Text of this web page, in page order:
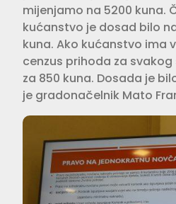
mijenjamo na 5200 kuna.
kućanstvo je dosad bilo
kuna. Ako kućanstvo ima
cenzus prihoda za
za 850 kuna. Dosada je
je gradonačelnik Mato